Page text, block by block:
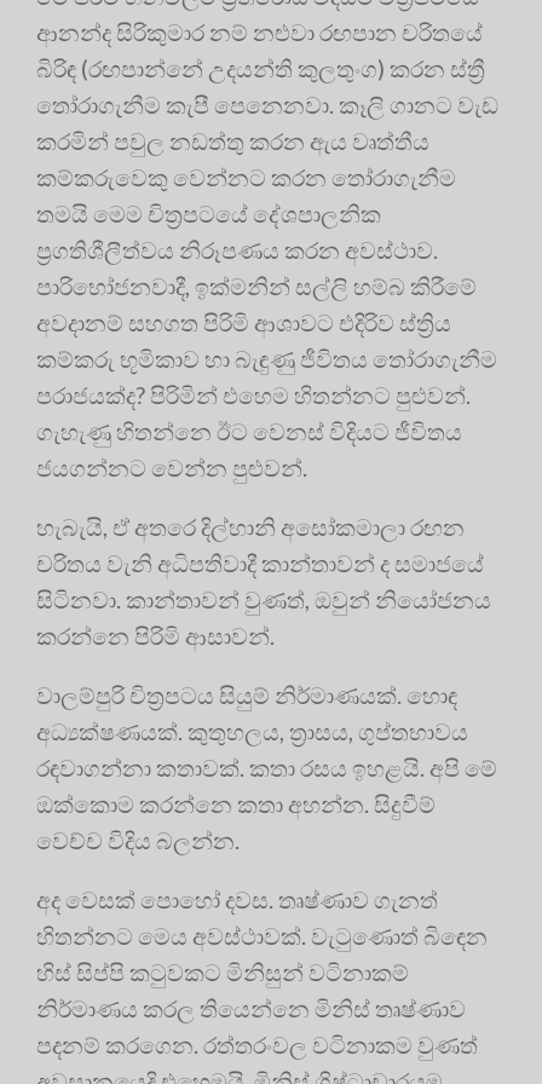
ආනන්ද සිරිකුමාර නම් නළුවා රඟපාන චරිතයේ
බිරිඳ (රඟපාන්නේ උදයන්ති කුලතුංග) කරන ස්ත්‍රී
තෝරාගැනීම කැපී පෙනෙනවා. කෑලි ගානට වැඩ
කරමින් පවුල නඩත්තු කරන ඇය වෘත්තීය
කම්කරුවෙකු වෙන්නට කරන තෝරාගැනීම
තමයි මෙම චිත්‍රපටයේ දේශපාලනික
ප්‍රගතිශීලීත්වය නිරූපණය කරන අවස්ථාව.
පාරිභෝජනවාදී, ඉක්මනින් සල්ලි හම්බ කිරීමේ
අවදානම් සහගත පිරිමි ආශාවට එදිරිව ස්ත්‍රිය
කම්කරු භූමිකාව හා බැඳුණු ජීවිතය තෝරාගැනීම
පරාජයක්ද? පිරිමින් එහෙම හිතන්නට පුළුවන්.
ගැහැණු හිතන්නෙ ඊට වෙනස් විදියට ජීවිතය
ජයගන්නට වෙන්න පුළුවන්.
හැබැයි, ඒ අතරෙ දිල්හානි අසෝකමාලා රඟන
චරිතය වැනි අධිපතිවාදී කාන්තාවන් ද සමාජයේ
සිටිනවා. කාන්තාවන් වුණත්, ඔවුන් නියෝජනය
කරන්නෙ පිරිමි ආසාවන්.
වාලම්පුරි චිත්‍රපටය සියුම් නිර්මාණයක්. හොඳ
අධ්‍යක්ෂණයක්. කුතුහලය, ත්‍රාසය, ගුප්තභාවය
රඳවාගන්නා කතාවක්. කතා රසය ඉහළයි. අපි මේ
ඔක්කොම කරන්නෙ කතා අහන්න. සිදුවීම්
වෙච්ච විදිය බලන්න.
අද වෙසක් පොහෝ දවස. තෘෂ්ණාව ගැනත්
හිතන්නට මෙය අවස්ථාවක්. වැටුණොත් බිඳෙන
හිස් සිප්පි කටුවකට මිනිසුන් වටිනාකම්
නිර්මාණය කරල තියෙන්නෙ මිනිස් තෘෂ්ණාව
පදනම් කරගෙන. රත්තරංවල වටිනාකම වුණත්